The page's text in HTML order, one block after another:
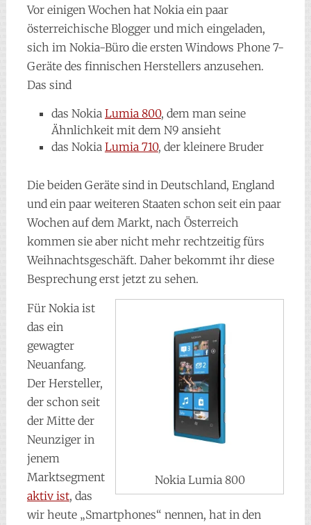
Vor einigen Wochen hat Nokia ein paar
österreichische Blogger und mich eingeladen,
sich im Nokia-Büro die ersten Windows Phone 7-
Geräte des finnischen Herstellers anzusehen.
Das sind
das Nokia Lumia 800, dem man seine
Ähnlichkeit mit dem N9 ansieht
das Nokia Lumia 710, der kleinere Bruder
Die beiden Geräte sind in Deutschland, England
und ein paar weiteren Staaten schon seit ein paar
Wochen auf dem Markt, nach Österreich
kommen sie aber nicht mehr rechtzeitig fürs
Weihnachtsgeschäft. Daher bekommt ihr diese
Besprechung erst jetzt zu sehen.
Nokia Lumia 800
Für Nokia ist
das ein
gewagter
Neuanfang.
Der Hersteller,
der schon seit
der Mitte der
Neunziger in
jenem
Marktsegment
aktiv ist, das
wir heute „Smartphones“ nennen, hat in den